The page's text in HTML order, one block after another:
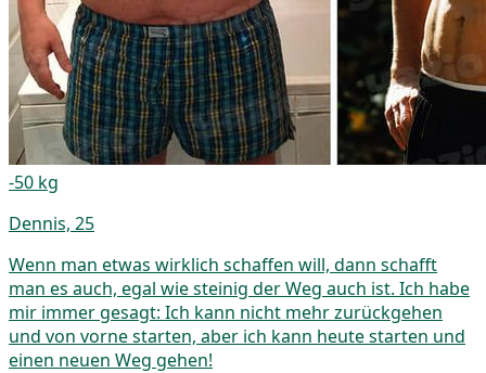
-50 kg
Dennis, 25
Wenn man etwas wirklich schaffen will, dann schafft
man es auch, egal wie steinig der Weg auch ist. Ich habe
mir immer gesagt: Ich kann nicht mehr zurückgehen
und von vorne starten, aber ich kann heute starten und
einen neuen Weg gehen!